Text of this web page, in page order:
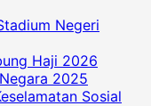
Negeri
Haji 2026
2025
Sosial